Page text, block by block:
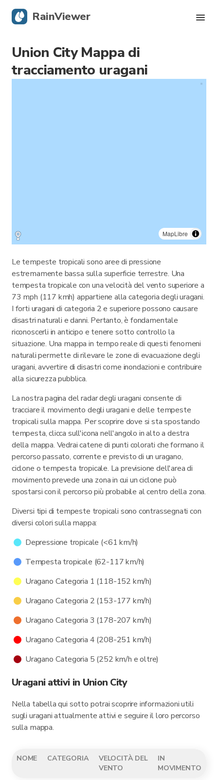
Union City Mappa di
tracciamento uragani
MapLibre
Le tempeste tropicali sono aree di pressione
estremamente bassa sulla superficie terrestre. Una
tempesta tropicale con una velocità del vento superiore a
73 mph (117 kmh) appartiene alla categoria degli uragani.
I forti uragani di categoria 2 e superiore possono causare
disastri naturali e danni. Pertanto, è fondamentale
riconoscerli in anticipo e tenere sotto controllo la
situazione. Una mappa in tempo reale di questi fenomeni
naturali permette di rilevare le zone di evacuazione degli
uragani, avvertire di disastri come inondazioni e contribuire
alla sicurezza pubblica.
La nostra pagina del radar degli uragani consente di
tracciare il movimento degli uragani e delle tempeste
tropicali sulla mappa. Per scoprire dove si sta spostando
tempesta, clicca sull'icona nell'angolo in alto a destra
della mappa. Vedrai catene di punti colorati che formano il
percorso passato, corrente e previsto di un uragano,
ciclone o tempesta tropicale. La previsione dell'area di
movimento prevede una zona in cui un ciclone può
spostarsi con il percorso più probabile al centro della zona.
Diversi tipi di tempeste tropicali sono contrassegnati con
diversi colori sulla mappa:
Depressione tropicale (<61 km/h)
Tempesta tropicale (62-117 km/h)
Uragano Categoria 1 (118-152 km/h)
Uragano Categoria 2 (153-177 km/h)
Uragano Categoria 3 (178-207 km/h)
Uragano Categoria 4 (208-251 km/h)
Uragano Categoria 5 (252 km/h e oltre)
Uragani attivi in Union City
Nella tabella qui sotto potrai scoprire informazioni utili
sugli uragani attualmente attivi e seguire il loro percorso
sulla mappa.
NOME CATEGORIA
VELOCITÀ DEL
VENTO
IN
MOVIMENTO
RainViewer
Radar in tempo reale
Tracciamento uragani